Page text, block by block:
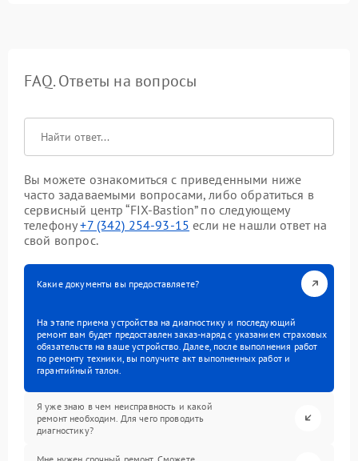
FAQ. Ответы на вопросы
Вы можете ознакомиться с приведенными ниже
часто задаваемыми вопросами, либо обратиться в
сервисный центр “FIX-Bastion” по следующему
телефону+7 (342) 254-93-15 если не нашли ответ на
свой вопрос.
Какие документы вы предоставляете?
На этапе приема устройства на диагностику и последующий
ремонт вам будет предоставлен заказ-наряд с указанием страховых
обязательств на ваше устройство. Далее, после выполнения работ
по ремонту техники, вы получите акт выполненных работ и
гарантийный талон.
Я уже знаю в чем неисправность и какой
ремонт необходим. Для чего проводить
диагностику?